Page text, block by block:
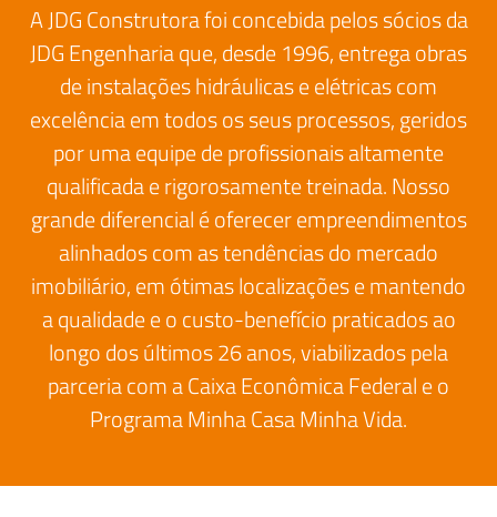
A JDG Construtora foi concebida pelos sócios da
JDG Engenharia que, desde 1996, entrega obras
de instalações hidráulicas e elétricas com
excelência em todos os seus processos, geridos
por uma equipe de profissionais altamente
qualificada e rigorosamente treinada. Nosso
grande diferencial é oferecer empreendimentos
alinhados com as tendências do mercado
imobiliário, em ótimas localizações e mantendo
a qualidade e o custo-benefício praticados ao
longo dos últimos 26 anos, viabilizados pela
parceria com a Caixa Econômica Federal e o
Programa Minha Casa Minha Vida.